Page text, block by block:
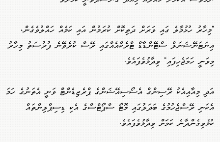
"މިހާރު ހުޅުމާލެ ގައި ވަރަށް ދަތިކޮށް ކުރަމުން އައި ކަމެއް ހައްލުވެގެން،
އިނަޓަނޭޝަނަލް ސްޓޭންޑާޑް ޓްރެކްއެއްގައި ރޭސް ކުރެވޭނެ ފުރުސަތު މިހާރު
މިވަނީ ހަމަޖެހިފައި" ވިދާޅުވެފައެވެ.
އަދި މިއާއިއެކު ރޭސިންގް އެސޯސިއޭޝަންގެ ޕްރެޒިޑެންޓް ވަނީ އެތަނުގެ ހަމަ
އެކަނި ރޭސްޖެހުމުގެ ބަދަލުގައި މޮޓޯ ސްޕޯޓްސްގެ އެކި ޑިސިޕްލިންތައް
ކުޅެވިގެންދާނެ ކަމަށް ވިދާޅުވެފައެވެ.